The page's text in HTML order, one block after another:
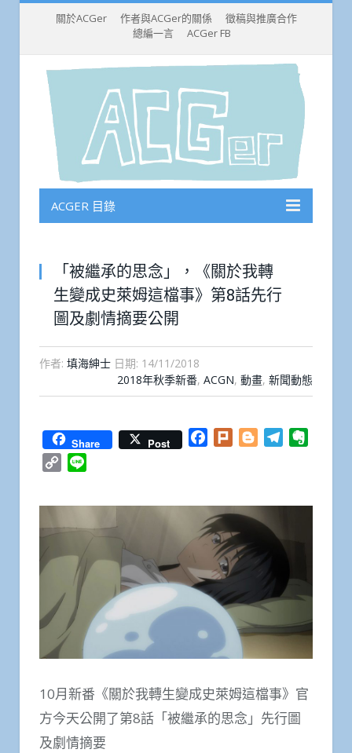
關於ACGer 作者與ACGer的關係
徵稿與推廣合作
總編一言
ACGer FB
ACGER 目錄
「被繼承的思念」，《關於我轉
生變成史萊姆這檔事》第8話先行
圖及劇情摘要公開
作者: 填海紳士 日期: 14/11/2018
2018年秋季新番, ACGN, 動畫, 新聞動態
Share Post Facebook
Plurk BloggerTelegram
Copy
10月新番《關於我轉生變成史萊姆這檔事》官
方今天公開了第8話「被繼承的思念」先行圖
及劇情摘要